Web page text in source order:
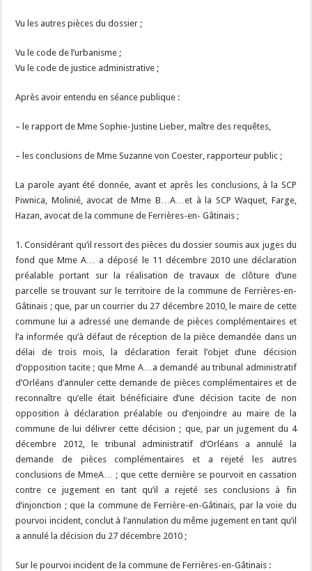
Vu les autres pièces du dossier ;
Vu le code de l’urbanisme ;
Vu le code de justice administrative ;
Après avoir entendu en séance publique :
– le rapport de Mme Sophie-Justine Lieber, maître des requêtes,
– les conclusions de Mme Suzanne von Coester, rapporteur public ;
La parole ayant été donnée, avant et après les conclusions, à la SCP
Piwnica, Molinié, avocat de Mme B…A…et à la SCP Waquet, Farge,
Hazan, avocat de la commune de Ferrières-en- Gâtinais ;
1. Considérant qu’il ressort des pièces du dossier soumis aux juges du
fond que Mme A… a déposé le 11 décembre 2010 une déclaration
préalable portant sur la réalisation de travaux de clôture d’une
parcelle se trouvant sur le territoire de la commune de Ferrières-en-
Gâtinais ; que, par un courrier du 27 décembre 2010, le maire de cette
commune lui a adressé une demande de pièces complémentaires et
l’a informée qu’à défaut de réception de la pièce demandée dans un
délai de trois mois, la déclaration ferait l’objet d’une décision
d’opposition tacite ; que Mme A…a demandé au tribunal administratif
d’Orléans d’annuler cette demande de pièces complémentaires et de
reconnaître qu’elle était bénéficiaire d’une décision tacite de non
opposition à déclaration préalable ou d’enjoindre au maire de la
commune de lui délivrer cette décision ; que, par un jugement du 4
décembre 2012, le tribunal administratif d’Orléans a annulé la
demande de pièces complémentaires et a rejeté les autres
conclusions de MmeA… ; que cette dernière se pourvoit en cassation
contre ce jugement en tant qu’il a rejeté ses conclusions à fin
d’injonction ; que la commune de Ferrière-en-Gâtinais, par la voie du
pourvoi incident, conclut à l’annulation du même jugement en tant qu’il
a annulé la décision du 27 décembre 2010 ;
Sur le pourvoi incident de la commune de Ferrières-en-Gâtinais :